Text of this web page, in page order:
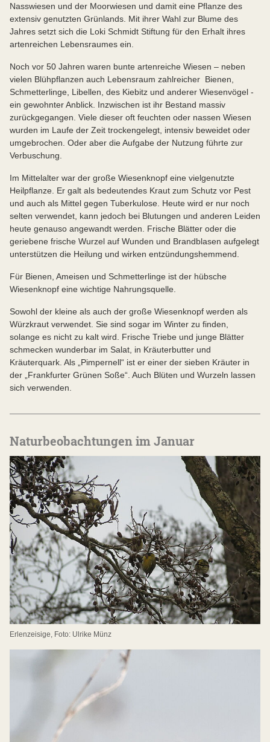
Nasswiesen und der Moorwiesen und damit eine Pflanze des
extensiv genutzten Grünlands. Mit ihrer Wahl zur Blume des
Jahres setzt sich die Loki Schmidt Stiftung für den Erhalt ihres
artenreichen Lebensraumes ein.
Noch vor 50 Jahren waren bunte artenreiche Wiesen – neben
vielen Blühpflanzen auch Lebensraum zahlreicher Bienen,
Schmetterlinge, Libellen, des Kiebitz und anderer Wiesenvögel -
ein gewohnter Anblick. Inzwischen ist ihr Bestand massiv
zurückgegangen. Viele dieser oft feuchten oder nassen Wiesen
wurden im Laufe der Zeit trockengelegt, intensiv beweidet oder
umgebrochen. Oder aber die Aufgabe der Nutzung führte zur
Verbuschung.
Im Mittelalter war der große Wiesenknopf eine vielgenutzte
Heilpflanze. Er galt als bedeutendes Kraut zum Schutz vor Pest
und auch als Mittel gegen Tuberkulose. Heute wird er nur noch
selten verwendet, kann jedoch bei Blutungen und anderen Leiden
heute genauso angewandt werden. Frische Blätter oder die
geriebene frische Wurzel auf Wunden und Brandblasen aufgelegt
unterstützen die Heilung und wirken entzündungshemmend.
Für Bienen, Ameisen und Schmetterlinge ist der hübsche
Wiesenknopf eine wichtige Nahrungsquelle.
Sowohl der kleine als auch der große Wiesenknopf werden als
Würzkraut verwendet. Sie sind sogar im Winter zu finden,
solange es nicht zu kalt wird. Frische Triebe und junge Blätter
schmecken wunderbar im Salat, in Kräuterbutter und
Kräuterquark. Als „Pimpernell“ ist er einer der sieben Kräuter in
der „Frankfurter Grünen Soße“. Auch Blüten und Wurzeln lassen
sich verwenden.
Naturbeobachtungen im Januar
Erlenzeisige, Foto: Ulrike Münz